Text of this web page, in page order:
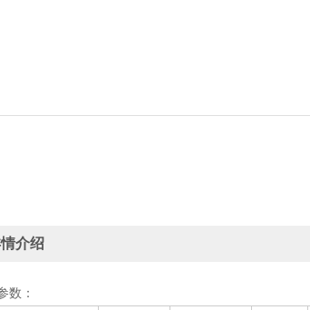
介绍
数：